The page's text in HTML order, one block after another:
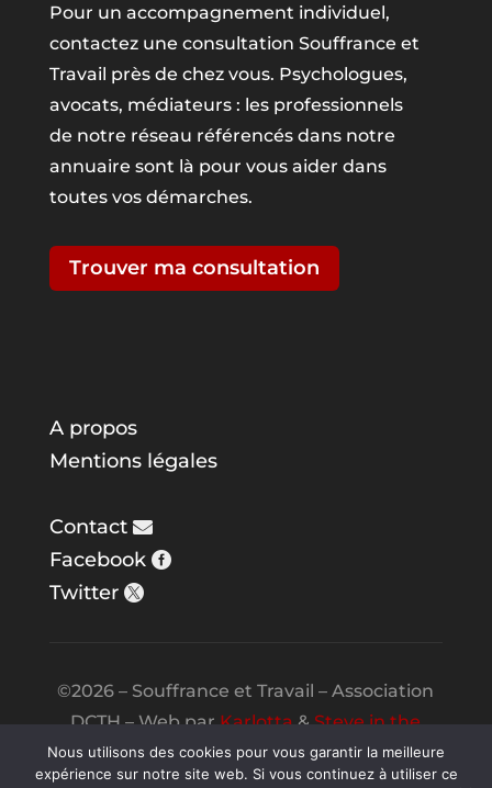
Pour un accompagnement individuel,
contactez une consultation Souffrance et
Travail près de chez vous. Psychologues,
avocats, médiateurs : les professionnels
de notre réseau référencés dans notre
annuaire sont là pour vous aider dans
toutes vos démarches.
Trouver ma consultation
A propos
Mentions légales
Contact
Facebook
Twitter
©2026 – Souffrance et Travail – Association
DCTH – Web parKarlotta&Steve in the
Night
Nous utilisons des cookies pour vous garantir la meilleure
expérience sur notre site web. Si vous continuez à utiliser ce